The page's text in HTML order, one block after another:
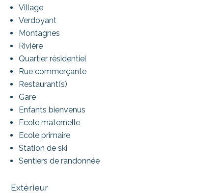
Village
Verdoyant
Montagnes
Rivière
Quartier résidentiel
Rue commerçante
Restaurant(s)
Gare
Enfants bienvenus
Ecole maternelle
Ecole primaire
Station de ski
Sentiers de randonnée
Extérieur